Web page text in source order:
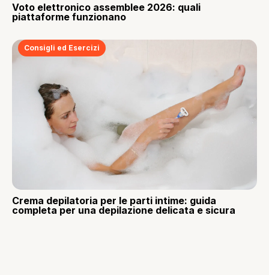
Voto elettronico assemblee 2026: quali
piattaforme funzionano
Consigli ed Esercizi
Crema depilatoria per le parti intime: guida
completa per una depilazione delicata e sicura